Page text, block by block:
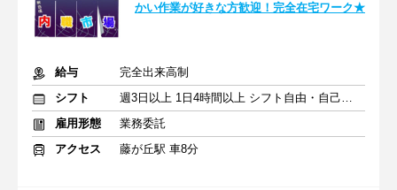
かい作業が好きな方歓迎！完全在宅ワーク★
給与
完全出来高制
シフト
週3日以上 1日4時間以上 シフト自由・自己申告
雇用形態
業務委託
アクセス
藤が丘駅 車8分